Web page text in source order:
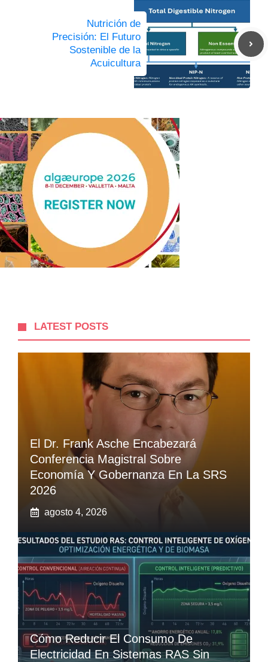
Nutrición de
Precisión: El Futuro
Sostenible de la
Acuicultura
LATEST POSTS
El Dr. Frank Asche Encabezará
Conferencia Magistral Sobre
Economía Y Gobernanza En La SRS
2026
agosto 4, 2026
Cómo Reducir El Consumo De
Electricidad En Sistemas RAS Sin